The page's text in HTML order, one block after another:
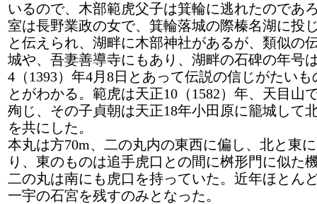
いるので、木部範虎父子は箕輪に逃れたのであ
室は長野業政の女で、箕輪落城の際榛名湖に投
と伝えられ、湖畔に木部神社があるが、類似の
城や、吾妻善導寺にもあり、湖畔の石碑の年号
4（1393）年4月8日とあって伝説の信じがたい
とがわかる。範虎は天正10（1582）年、天目山
殉じ、その子貞朝は天正18年小田原に籠城して
を共にした。
本丸は方70m、二の丸内の東西に偏し、北と東
り、東のものは追手虎口との間に桝形門に似た
二の丸は南にも虎口を持っていた。近年ほとん
一宇の石宮を残すのみとなった。